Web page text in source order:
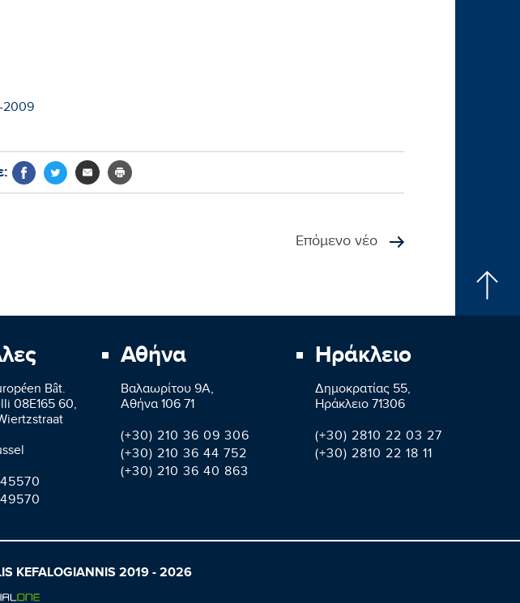
2009
Επόμενο νέο
Bât.
08E165 60,
Αθήνα
Βαλαωρίτου 9A,
Aθήνα 106 71
(+30) 210 36 09 306
(+30) 210 36 44 752
(+30) 210 36 40 863
Ηράκλειο
Δημοκρατίας 55,
Ηράκλειο 71306
(+30) 2810 22 03 27
(+30) 2810 22 18 11
2019 - 2026